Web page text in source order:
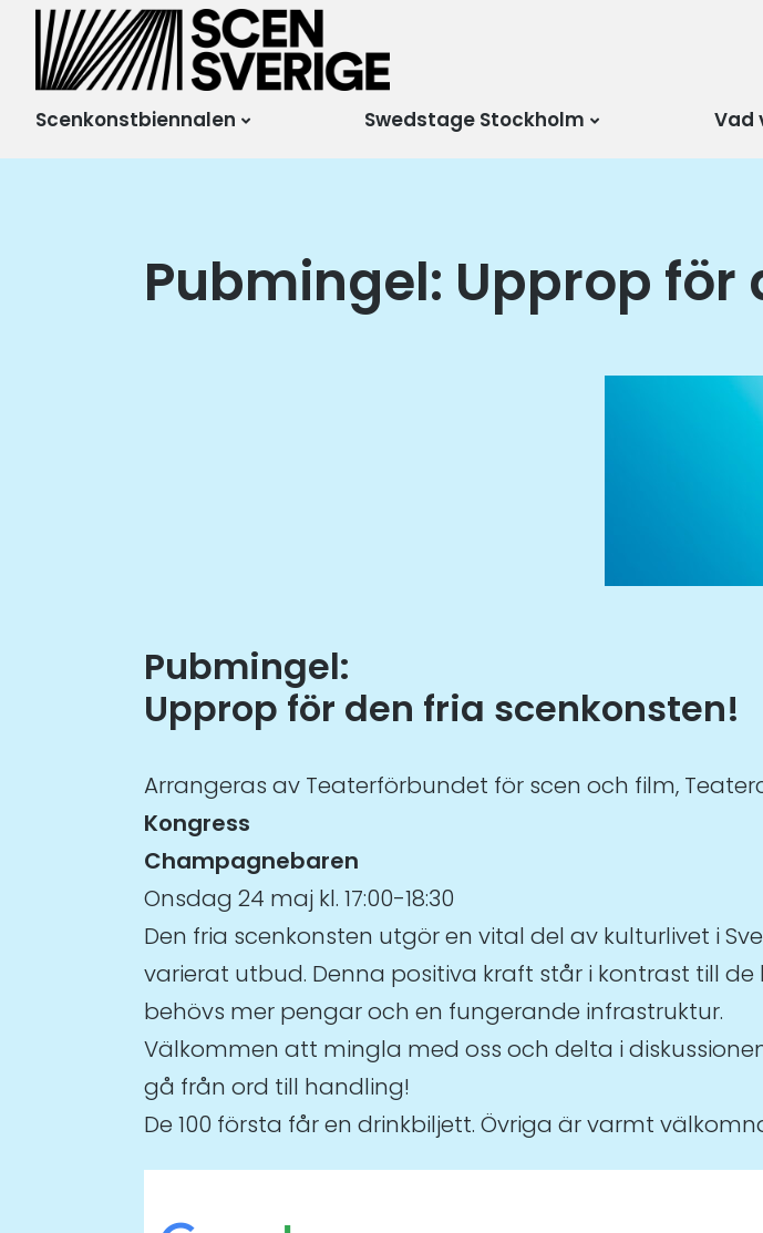
Scensverige
Mötesplats för svensk
och internationell
scenkonst
Scenkonstbiennalen Swedstage Stockholm Vad
Pubmingel: Upprop
Pubmingel:
Upprop för den fria scenkonsten!
Arrangeras av Teaterförbundet för scen och film,
Kongress
Champagnebaren
Onsdag 24 maj kl. 17:00-18:30
Den fria scenkonsten utgör en vital del av kulturlivet i
varierat utbud. Denna positiva kraft står i kontrast till
behövs mer pengar och en fungerande infrastruktur.
Välkommen att mingla med oss och delta i
gå från ord till handling!
De 100 första får en drinkbiljett. Övriga är varmt